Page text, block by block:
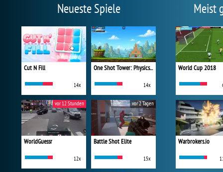
Neueste Spiele
Cut N Fill
14x
One Shot Tower: Physics Destroyer
14x
WorldGuessr
12x
vor 12 Stunden
Battle Shot Elite
15x
vor 2 Tagen
Meist
World Cup 2018
Warbrokers.io